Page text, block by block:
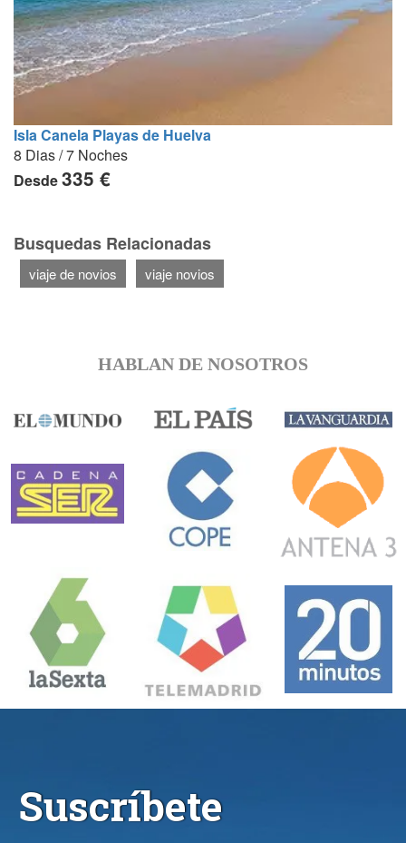
Isla Canela Playas de Huelva
8 Dias / 7 Noches
Desde335 €
Busquedas Relacionadas
viaje de novios viaje novios
HABLAN DE NOSOTROS
Suscríbete